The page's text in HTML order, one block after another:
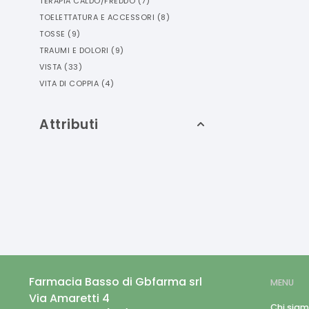
TOELETTATURA E ACCESSORI (8)
TOSSE (9)
TRAUMI E DOLORI (9)
VISTA (33)
VITA DI COPPIA (4)
Attributi
Farmacia Basso di Gbfarma srl
Via Amaretti 4
MENU